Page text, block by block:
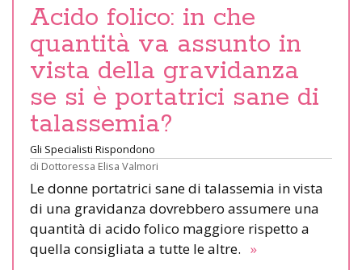
Acido folico: in che
quantità va assunto in
vista della gravidanza
se si è portatrici sane di
talassemia?
Gli Specialisti Rispondono
di Dottoressa Elisa Valmori
Le donne portatrici sane di talassemia in vista
di una gravidanza dovrebbero assumere una
quantità di acido folico maggiore rispetto a
quella consigliata a tutte le altre. »